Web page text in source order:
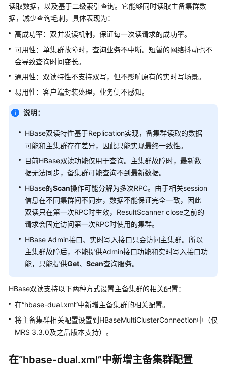
产
品
介
绍
计
说
明
快
速
用
户
指
南
件
作
指
南
版）
件
读取数据，以及基于二级索引查询。它能够同时读取主备集群数
据，减少查询毛刺，具体表现为：
高成功率：双并发读机制，保证每一次读请求的成功率。
可用性：单集群故障时，查询业务不中断。短暂的网络抖动也不
会导致查询时间变长。
通用性：双读特性不支持双写，但不影响原有的实时写场景。
易用性：客户端封装处理，业务侧不感知。
说明：
HBase双读特性基于Replication实现，备集群读取的数据
可能和主集群存在差异，因此只能实现最终一致性。
目前HBase双读功能仅用于查询。主集群故障时，最新数
据无法同步，备集群可能查询不到最新数据。
HBase的Scan操作可能分解为多次RPC。由于相关session
信息在不同集群间不同步，数据不能保证完全一致，因此
双读只在第一次RPC时生效，ResultScanner close之前的
请求会固定访问第一次RPC时使用的集群。
HBase Admin接口、实时写入接口只会访问主集群。所以
主集群故障后，不能提供Admin接口功能和实时写入接口功
能，只能提供Get、 Scan查询服务。
HBase双读支持以下两种方式设置主备集群的相关配置：
在“hbase-dual.xml”中新增主备集群的相关配置。
将主备集群相关配置设置到HBaseMultiClusterConnection中（仅
MRS 3.3.0及之后版本支持）。
在“hbase-dual.xml”中新增主备集群配置